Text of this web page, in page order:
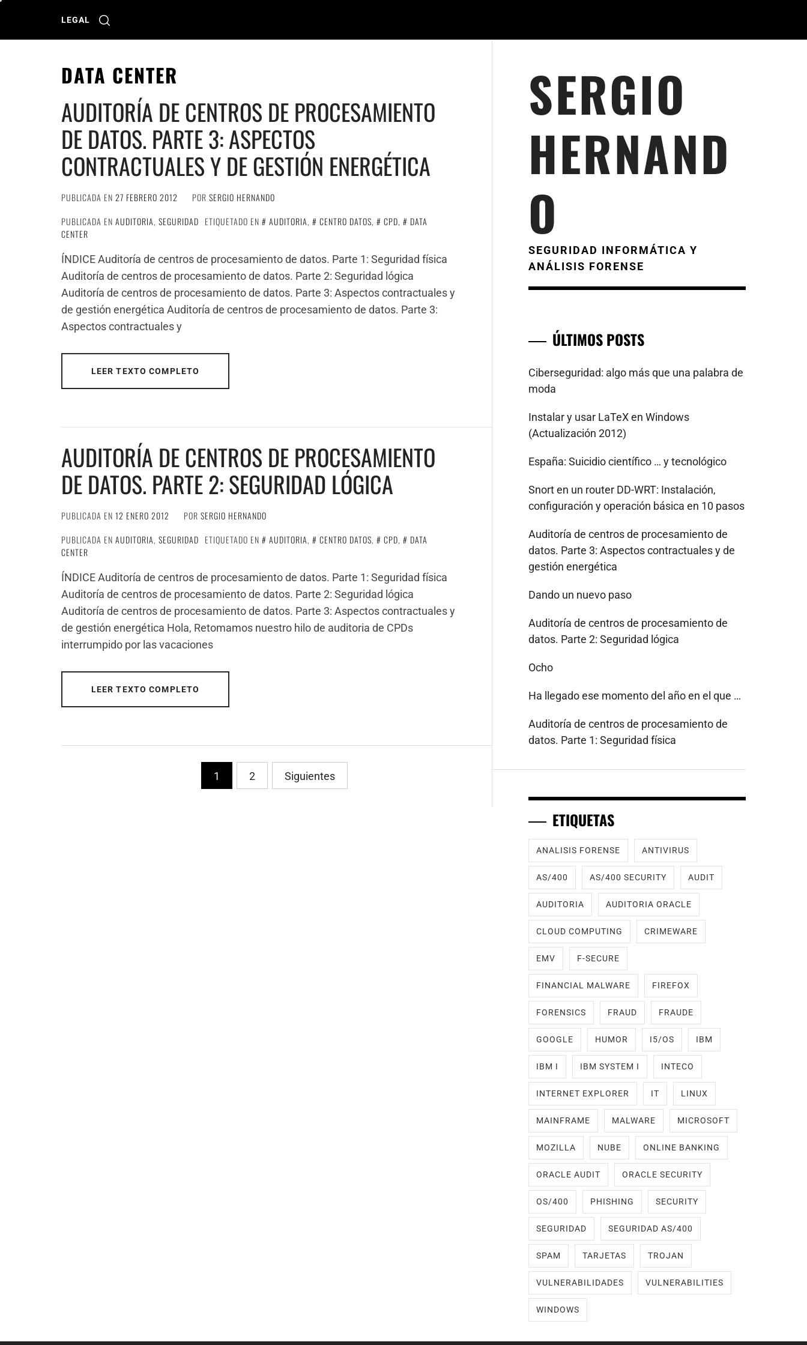
LEGAL
DATA CENTER
AUDITORÍA DE CENTROS DE PROCESAMIENTO
DE DATOS. PARTE 3: ASPECTOS
CONTRACTUALES Y DE GESTIÓN ENERGÉTICA
PUBLICADA EN 27 FEBRERO 2012 POR SERGIO HERNANDO
PUBLICADA EN AUDITORIA, SEGURIDAD ETIQUETADO EN AUDITORIA, CENTRO DATOS, CPD,
DATA
CENTER
ÍNDICE Auditoría de centros de procesamiento de datos. Parte 1: Seguridad física
Auditoría de centros de procesamiento de datos. Parte 2: Seguridad lógica
Auditoría de centros de procesamiento de datos. Parte 3: Aspectos contractuales y
de gestión energética Auditoría de centros de procesamiento de datos. Parte 3:
Aspectos contractuales y
LEER TEXTO COMPLETO
AUDITORÍA DE CENTROS DE PROCESAMIENTO
DE DATOS. PARTE 2: SEGURIDAD LÓGICA
PUBLICADA EN 12 ENERO 2012 POR SERGIO HERNANDO
PUBLICADA EN AUDITORIA, SEGURIDAD ETIQUETADO EN AUDITORIA, CENTRO DATOS, CPD,
DATA
CENTER
ÍNDICE Auditoría de centros de procesamiento de datos. Parte 1: Seguridad física
Auditoría de centros de procesamiento de datos. Parte 2: Seguridad lógica
Auditoría de centros de procesamiento de datos. Parte 3: Aspectos contractuales y
de gestión energética Hola, Retomamos nuestro hilo de auditoria de CPDs
interrumpido por las vacaciones
LEER TEXTO COMPLETO
1 2 Siguientes
SERGIO
HERNAND
O
SEGURIDAD INFORMÁTICA Y
ANÁLISIS FORENSE
ÚLTIMOS POSTS
Ciberseguridad: algo más que una palabra de
moda
Instalar y usar LaTeX en Windows
(Actualización 2012)
España: Suicidio científico … y tecnológico
Snort en un router DD-WRT: Instalación,
configuración y operación básica en 10 pasos
Auditoría de centros de procesamiento de
datos. Parte 3: Aspectos contractuales y de
gestión energética
Dando un nuevo paso
Auditoría de centros de procesamiento de
datos. Parte 2: Seguridad lógica
Ocho
Ha llegado ese momento del año en el que …
Auditoría de centros de procesamiento de
datos. Parte 1: Seguridad física
ETIQUETAS
ANALISIS FORENSE ANTIVIRUS
AS/400 AS/400 SECURITY AUDIT
AUDITORIA AUDITORIA ORACLE
CLOUD COMPUTING CRIMEWARE
EMV F-SECURE
FINANCIAL MALWARE FIREFOX
FORENSICS FRAUD FRAUDE
GOOGLE HUMOR I5/OS IBM
IBM I IBM SYSTEM I INTECO
INTERNET EXPLORER IT LINUX
MAINFRAME MALWARE MICROSOFT
MOZILLA NUBE ONLINE BANKING
ORACLE AUDIT ORACLE SECURITY
OS/400 PHISHING SECURITY
SEGURIDAD SEGURIDAD AS/400
SPAM TARJETAS TROJAN
VULNERABILIDADES VULNERABILITIES
WINDOWS